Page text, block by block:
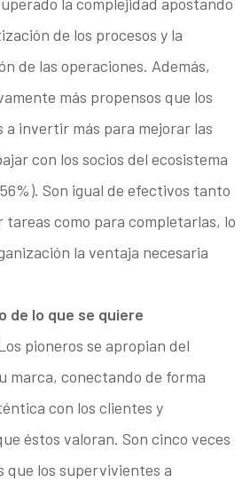
la complejidad apostando
de los procesos y la
de las operaciones. Además,
más propensos que los
invertir más para mejorar las
con los socios del ecosistema
Son igual de efectivos tanto
tareas como para completarlas, lo
la ventaja necesaria
de lo que se quiere
pioneros se apropian del
marca, conectando de forma
con los clientes y
éstos valoran. Son cinco veces
que los supervivientes a